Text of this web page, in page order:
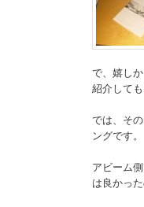
で、嬉し
紹介して
では、そ
ングです。
アビーム
は良かっ